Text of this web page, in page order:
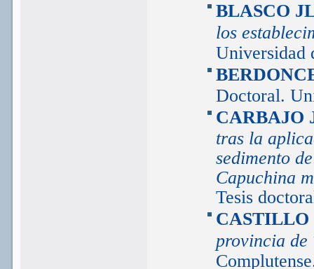
BLASCO
los
Universidad
Doctoral.
CARBAJO
tras la
sedimento
Capuchina
Tesis
CASTILLO
provincia de